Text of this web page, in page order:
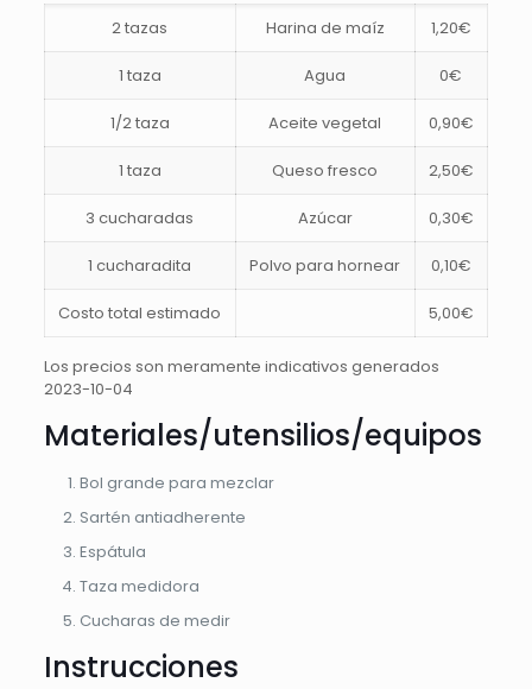
2 tazas Harina de maíz 1,20€
1 taza Agua 0€
1/2 taza Aceite vegetal 0,90€
1 taza Queso fresco 2,50€
3 cucharadas Azúcar 0,30€
1 cucharadita Polvo para hornear 0,10€
Costo total estimado 5,00€
Los precios son meramente indicativos generados
2023-10-04
Materiales/utensilios/equipos
Bol grande para mezclar
Sartén antiadherente
Espátula
Taza medidora
Cucharas de medir
Instrucciones